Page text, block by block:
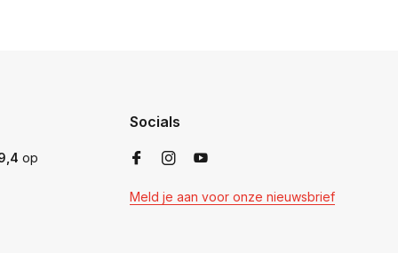
op
Socials
Meld je aan voor onze nieuwsbrief